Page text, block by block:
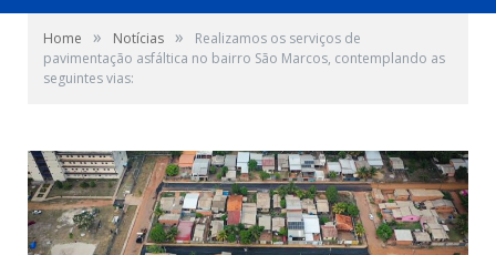
Home » Notícias »
Realizamos os serviços de
pavimentação asfáltica no bairro São Marcos, contemplando as
seguintes vias: